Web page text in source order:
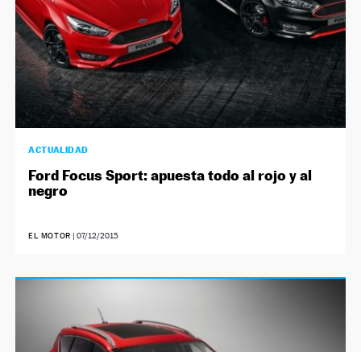
ACTUALIDAD
Ford Focus Sport: apuesta todo al rojo y al
negro
EL MOTOR | 07/12/2015